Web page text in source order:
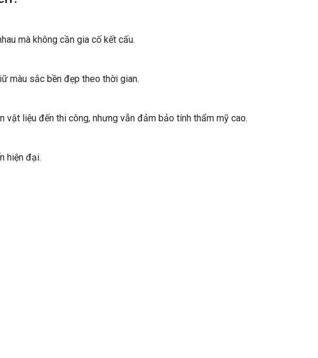
mà không cần gia cố kết cấu.
màu sắc bền đẹp theo thời gian.
liệu đến thi công, nhưng vẫn đảm bảo tính thẩm mỹ cao.
hiện đại.